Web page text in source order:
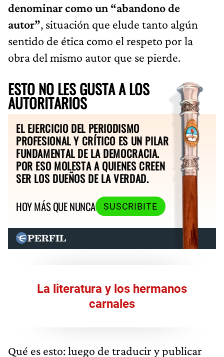
denominar como un “abandono de
autor”, situación que elude tanto algún
sentido de ética como el respeto por la
obra del mismo autor que se pierde.
ESTO NO LES GUSTA A LOS
AUTORITARIOS
EL EJERCICIO DEL PERIODISMO
PROFESIONAL Y CRÍTICO ES UN PILAR
FUNDAMENTAL DE LA DEMOCRACIA.
POR ESO MOLESTA A QUIENES CREEN
SER LOS DUEÑOS DE LA VERDAD.
HOY MÁS QUE NUNCA
SUSCRIBITE
La literatura y los hermanos
carnales
Qué es esto: luego de traducir y publicar